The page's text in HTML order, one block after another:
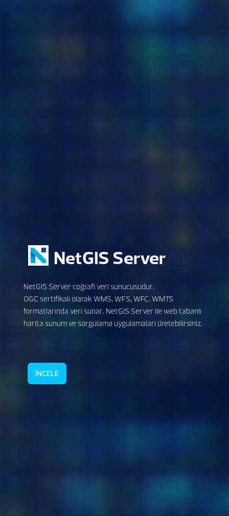
NetGIS Server
NetGIS Server coğrafi veri sunucusudur.
OGC sertifikalı olarak WMS, WFS, WFC, WMTS
formatlarında veri sunar. NetGIS Server ile web tabanlı
harita sunum ve sorgulama uygulamaları üretebilirsiniz.
İNCELE